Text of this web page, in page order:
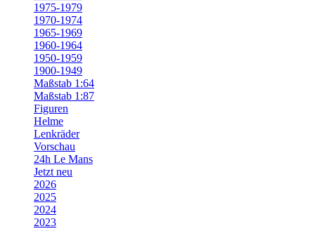
1975-1979
1970-1974
1965-1969
1960-1964
1950-1959
1900-1949
Maßstab 1:64
Maßstab 1:87
Figuren
Helme
Lenkräder
Vorschau
24h Le Mans
Jetzt neu
2026
2025
2024
2023